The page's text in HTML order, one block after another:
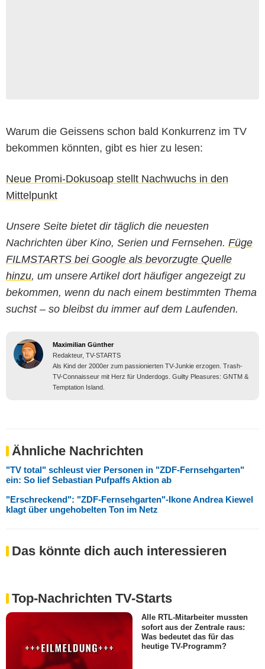
Warum die Geissens schon bald Konkurrenz im TV
bekommen könnten, gibt es hier zu lesen:
Neue Promi-Dokusoap stellt Nachwuchs in den
Mittelpunkt
Unsere Seite bietet dir täglich die neuesten
Nachrichten über Kino, Serien und Fernsehen. Füge
FILMSTARTS bei Google als bevorzugte Quelle
hinzu, um unsere Artikel dort häufiger angezeigt zu
bekommen, wenn du nach einem bestimmten Thema
suchst – so bleibst du immer auf dem Laufenden.
Maximilian Günther
Redakteur, TV-STARTS
Als Kind der 2000er zum passionierten TV-Junkie erzogen. Trash-
TV-Connaisseur mit Herz für Underdogs. Guilty Pleasures: GNTM &
Temptation Island.
Ähnliche Nachrichten
"TV total" schleust vier Personen in "ZDF-Fernsehgarten"
ein: So lief Sebastian Pufpaffs Aktion ab
"Erschreckend": "ZDF-Fernsehgarten"-Ikone Andrea Kiewel
klagt über ungehobelten Ton im Netz
Das könnte dich auch interessieren
Top-Nachrichten TV-Starts
Alle RTL-Mitarbeiter mussten
sofort aus der Zentrale raus:
Was bedeutet das für das
heutige TV-Programm?